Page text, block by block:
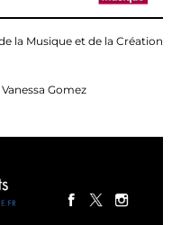
la Musique et de la Création
Gomez